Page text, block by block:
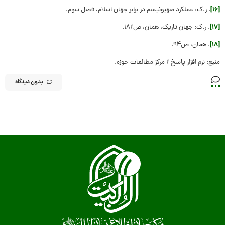
[۱۶]
. ر.ک: عملکرد صهیونیسم در برابر جهان اسلام، فصل سوم.
[۱۷]
. ر.ک: جهان تاریک، همان، ص۱۸۲.
[۱۸]
. همان، ص۹۴.
منبع: نرم افزار پاسخ ۲ مرکز مطالعات حوزه.
بدون دیدگاه